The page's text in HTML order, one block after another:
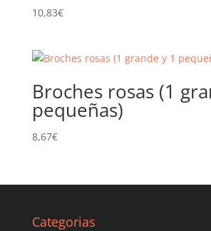
10,83€
Broches rosas (1
pequeñas)
8,67€
Categorias